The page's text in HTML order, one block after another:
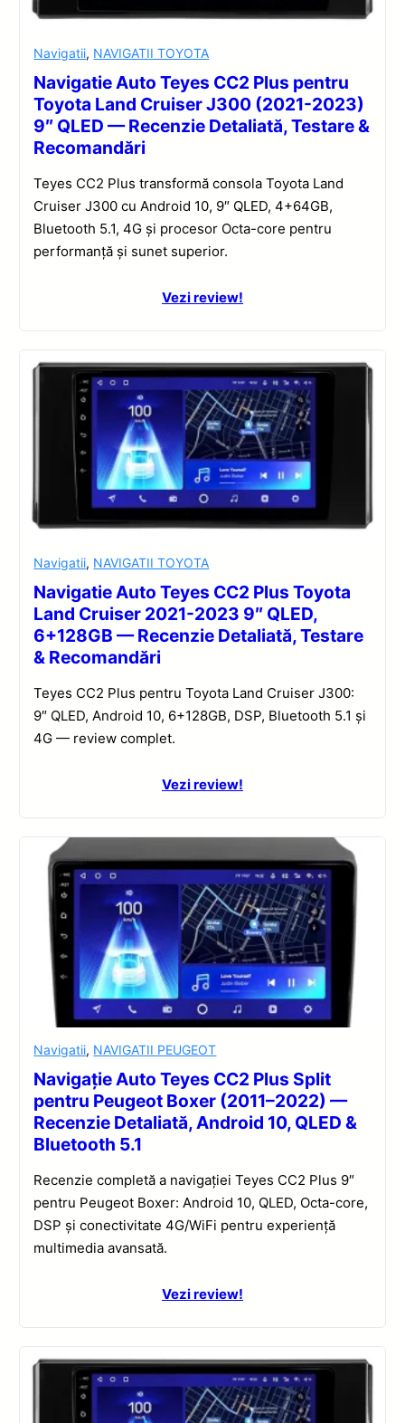
Navigatii, NAVIGATII TOYOTA
Navigatie Auto Teyes CC2 Plus pentru
Toyota Land Cruiser J300 (2021-2023)
9″ QLED — Recenzie Detaliată, Testare &
Recomandări
Teyes CC2 Plus transformă consola Toyota Land
Cruiser J300 cu Android 10, 9″ QLED, 4+64GB,
Bluetooth 5.1, 4G și procesor Octa-core pentru
performanță și sunet superior.
Vezi review!
Navigatii, NAVIGATII TOYOTA
Navigatie Auto Teyes CC2 Plus Toyota
Land Cruiser 2021-2023 9″ QLED,
6+128GB — Recenzie Detaliată, Testare
& Recomandări
Teyes CC2 Plus pentru Toyota Land Cruiser J300:
9″ QLED, Android 10, 6+128GB, DSP, Bluetooth 5.1 și
4G — review complet.
Vezi review!
Navigatii, NAVIGATII PEUGEOT
Navigație Auto Teyes CC2 Plus Split
pentru Peugeot Boxer (2011–2022) —
Recenzie Detaliată, Android 10, QLED &
Bluetooth 5.1
Recenzie completă a navigației Teyes CC2 Plus 9″
pentru Peugeot Boxer: Android 10, QLED, Octa-core,
DSP și conectivitate 4G/WiFi pentru experiență
multimedia avansată.
Vezi review!